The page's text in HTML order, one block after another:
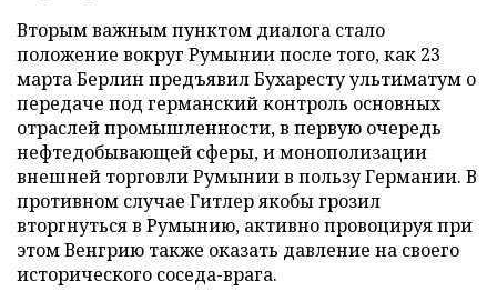
Вторым важным пунктом диалога стало
положение вокруг Румынии после того, как 23
марта Берлин предъявил Бухаресту ультиматум о
передаче под германский контроль основных
отраслей промышленности, в первую очередь
нефтедобывающей сферы, и монополизации
внешней торговли Румынии в пользу Германии. В
противном случае Гитлер якобы грозил
вторгнуться в Румынию, активно провоцируя при
этом Венгрию также оказать давление на своего
исторического соседа-врага.